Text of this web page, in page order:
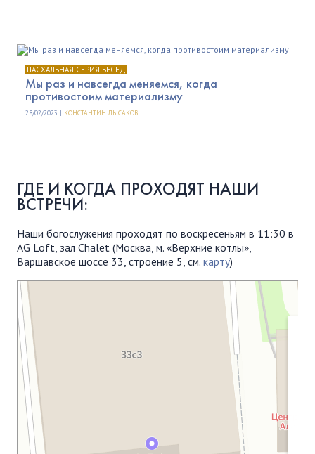
ПАСХАЛЬНАЯ СЕРИЯ БЕСЕД
Мы раз и навсегда меняемся, когда
противостоим материализму
28/02/2023 | КОНСТАНТИН ЛЫСАКОВ
ГДЕ И КОГДА ПРОХОДЯТ НАШИ
ВСТРЕЧИ:
Наши богослужения проходят по воскресеньям в 11:30 в
AG Loft, зал Chalet (Москва, м. «Верхние котлы»,
Варшавское шоссе 33, строение 5, см. карту)
Московская Библейская Церковь
Протестантская церковь в Москве